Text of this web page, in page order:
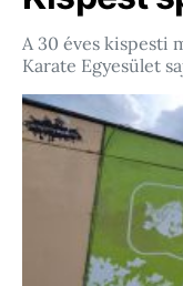
A 30 éves kispesti
Karate Egyesület